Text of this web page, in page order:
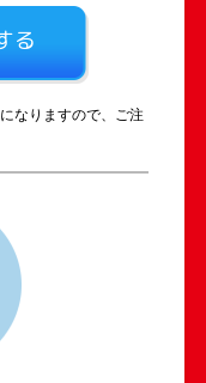
る
なりますので、ご注